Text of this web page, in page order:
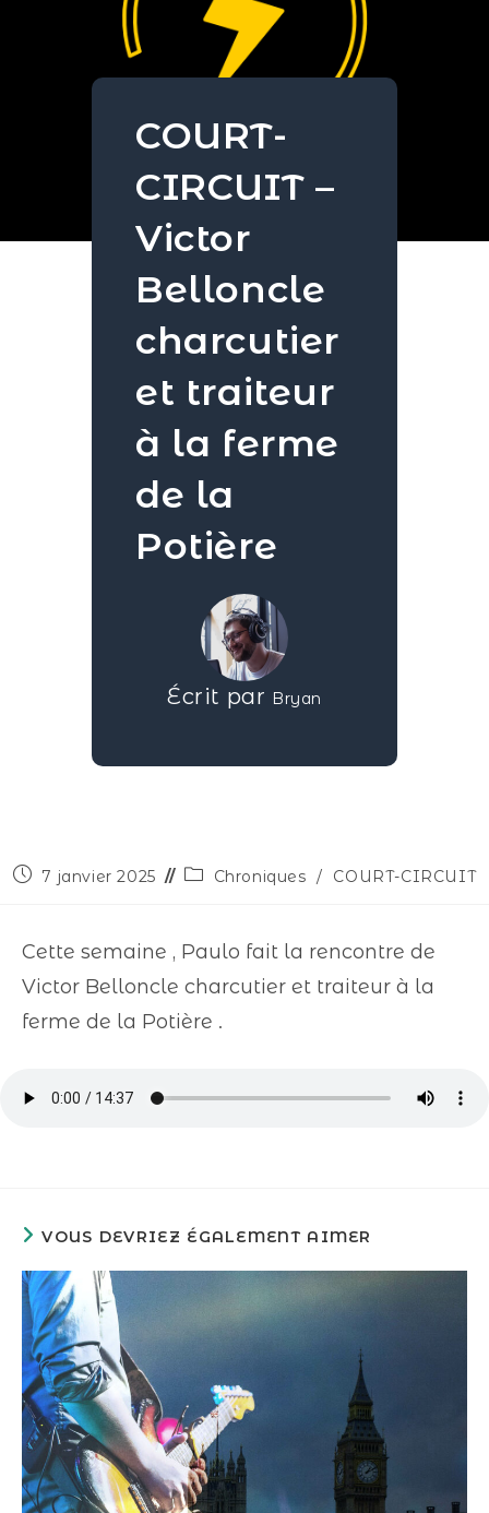
COURT-
CIRCUIT –
Victor
Belloncle
charcutier
et traiteur
à la ferme
de la
Potière
Écrit par Bryan
7 janvier 2025 Chroniques / COURT-CIRCUIT
Cette semaine , Paulo fait la rencontre de
Victor Belloncle charcutier et traiteur à la
ferme de la Potière .
VOUS DEVRIEZ ÉGALEMENT AIMER